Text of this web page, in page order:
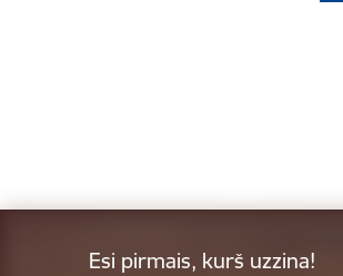
Esi pirmais, kurš uzzina!